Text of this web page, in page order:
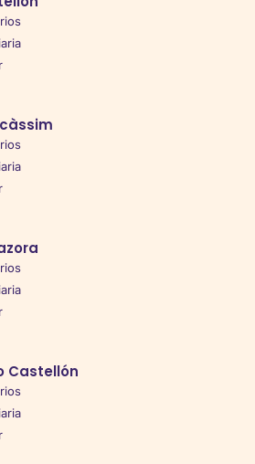
Castellón